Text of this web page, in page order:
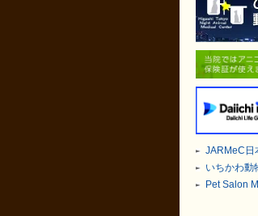
JARMeC日
いちかわ動
Pet Salon